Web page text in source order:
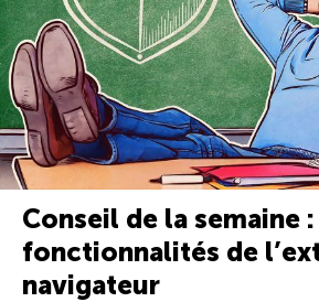
Conseil de la semaine :
fonctionnalités de
navigateur